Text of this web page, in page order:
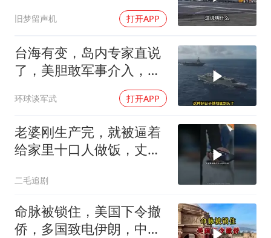
旧梦留声机 打开APP
台海有变，岛内专家直说
了，美胆敢军事介入，战
环球谈军武 打开APP
老婆刚生产完，就被逼着
给家里十口人做饭，丈夫
二毛追剧
命脉被锁住，美国下令撤
侨，多国致电伊朗，中国